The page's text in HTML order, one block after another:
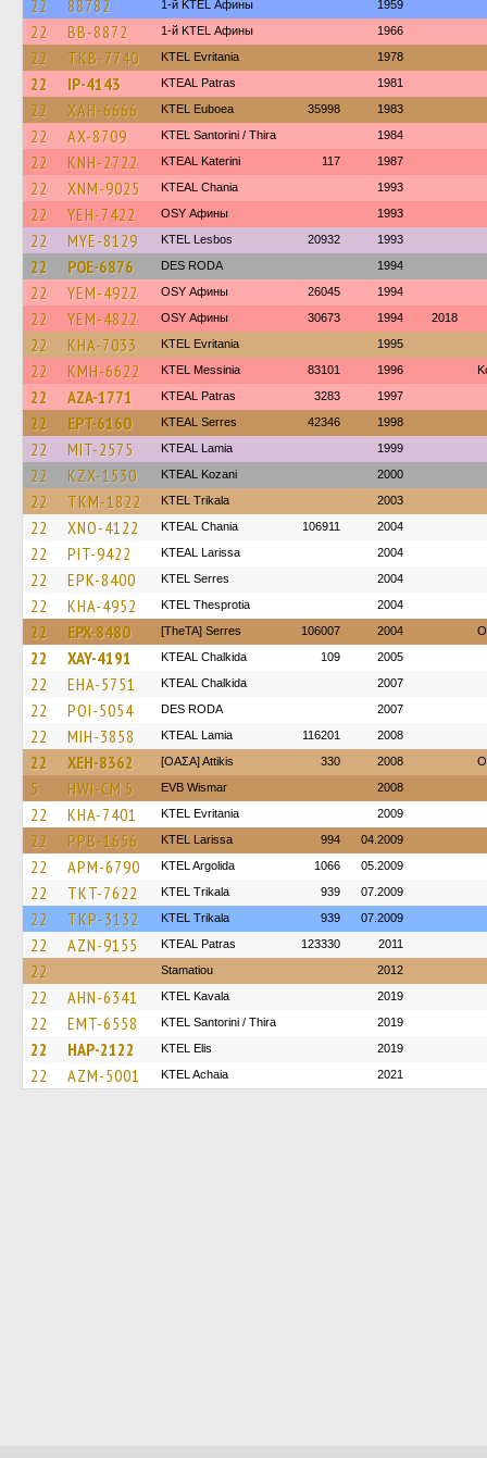
22 88782 1-й KTEL Афины 1959
22 BB-8872 1-й KTEL Афины 1966
22 TKB-7740 ΚΤΕL Evritania 1978
22 IP-4143 KTEAL Patras 1981
22 XAH-6666 ΚΤΕL Euboea 35998 1983
22 AX-8709 KTEL Santorini / Thira 1984
22 KNH-2722 KTEAL Katerini 117 1987
22 XNM-9025 KTEAL Chania 1993
22 YEH-7422 OSY Афины 1993
22 MYE-8129 KTEL Lesbos 20932 1993
22 POE-6876 DES RODA 1994
22 YEM-4922 OSY Афины 26045 1994
22 YEM-4822 OSY Афины 30673 1994 2018
22 KHA-7033 ΚΤΕL Evritania 1995
22 KMH-6622 KTEL Messinia 83101 1996
22 AZA-1771 KTEAL Patras 3283 1997
22 EPT-6160 KTEAL Serres 42346 1998
22 MIT-2575 KTEAL Lamia 1999
22 KZX-1530 KTEAL Kozani 2000
22 TKM-1822 ΚΤΕL Τrikala 2003
22 XNO-4122 KTEAL Chania 106911 2004
22 PIT-9422 KTEAL Larissa 2004
22 EPK-8400 KTEL Serres 2004
22 KHA-4952 KTEL Thesprotia 2004
22 EPX-8480 [TheTA] Serres 106007 2004
22 XAY-4191 KTEAL Chalkida 109 2005
22 EHA-5751 KTEAL Chalkida 2007
22 POI-5054 DES RODA 2007
22 MIH-3858 KTEAL Lamia 116201 2008
22 XEH-8362 [ΟΑΣΑ] Αttikis 330 2008
5 HWI-CM 5 EVB Wismar 2008
22 KHA-7401 ΚΤΕL Evritania 2009
22 PPB-1656 KTEL Larissa 994 04.2009
22 APM-6790 KTEL Argolida 1066 05.2009
22 TKT-7622 ΚΤΕL Τrikala 939 07.2009
22 TKP-3132 ΚΤΕL Τrikala 939 07.2009
22 AZN-9155 KTEAL Patras 123330 2011
22 Stamatiou 2012
22 AHN-6341 KTEL Kavala 2019
22 EMT-6558 KTEL Santorini / Thira 2019
22 HAP-2122 KTEL Elis 2019
22 AZM-5001 KTEL Achaia 2021